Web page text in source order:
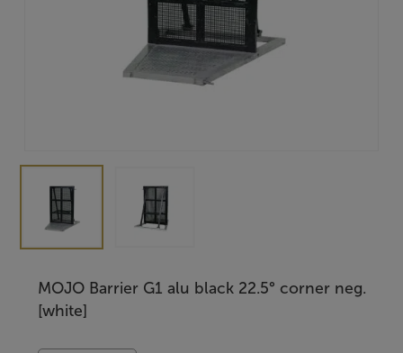
MOJO Barrier G1 alu black 22.5° corner neg.
[white]